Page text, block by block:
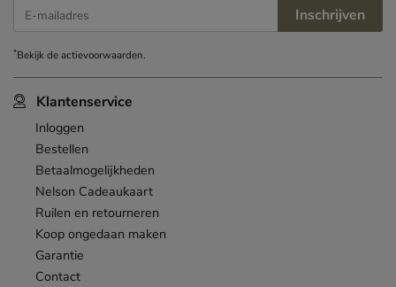
Klantenservice
Inloggen
Bestellen
Betaalmogelijkheden
Nelson Cadeaukaart
Ruilen en retourneren
Koop ongedaan maken
Garantie
Contact
E-mailadres Inschrijven
*Bekijk deactievoorwaarden.